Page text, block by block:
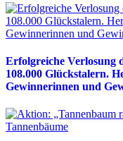
Erfolgreiche Verlosung
108.000 Glückstalern.
Gewinnerinnen und